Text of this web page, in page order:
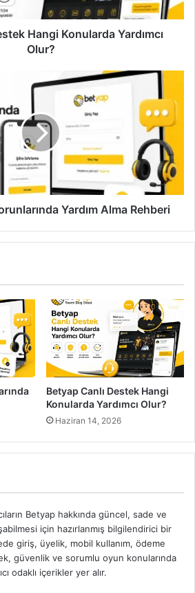
Hangi Konularda Yardımcı
Olur?
Yardım Alma Rehberi
Betyap Canlı Destek Hangi
Konularda Yardımcı Olur?
Haziran 14, 2026
Betyap hakkında güncel, sade ve
için hazırlanmış bilgilendirici bir
giriş, üyelik, mobil kullanım, ödeme
güvenlik ve sorumlu oyun konularında
odaklı içerikler yer alır.